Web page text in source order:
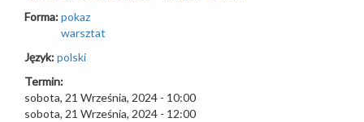
Forma:pokaz
warsztat
Język:polski
Termin:
sobota, 21 Września, 2024 - 10:00
sobota, 21 Września, 2024 - 12:00